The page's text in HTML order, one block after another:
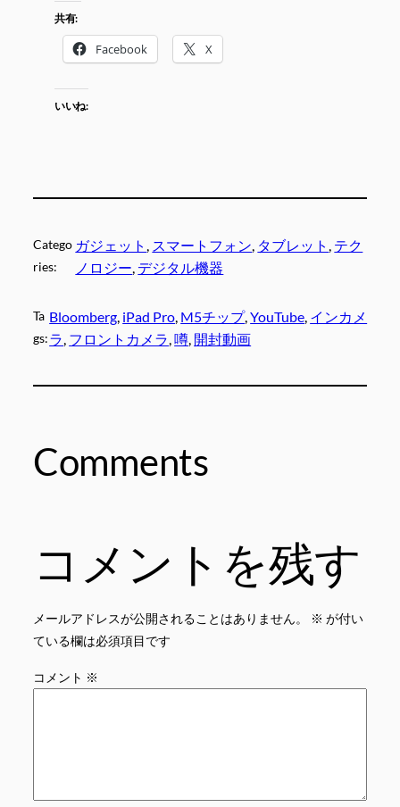
共有:
Facebook X
いいね:
Catego
ries:
ガジェット , スマートフォン, タブレット , テク
ノロジー, デジタル機器
Ta
gs:
Bloomberg, iPad Pro, M5チップ, YouTube, インカメ
ラ, フロントカメラ, 噂, 開封動画
Comments
コメントを残す
メールアドレスが公開されることはありません。 ※ が付い
ている欄は必須項目です
コメント ※